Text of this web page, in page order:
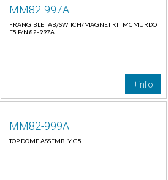
MM82-997A
FRANGIBLE TAB/SWITCH/MAGNET KIT MCMURDO
E5 P/N 82-997A
+info
MM82-999A
TOP DOME ASSEMBLY G5